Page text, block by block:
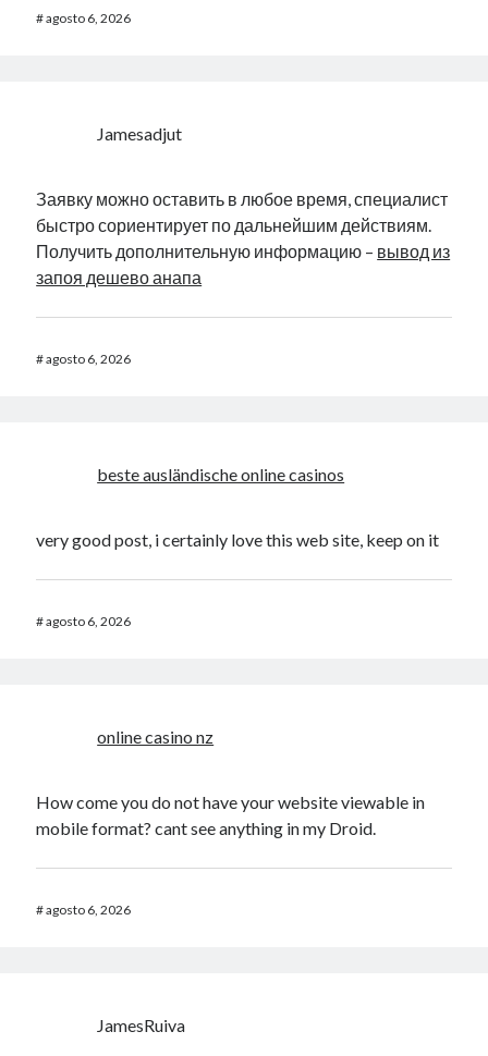
#agosto 6, 2026
Jamesadjut
Заявку можно оставить в любое время, специалист
быстро сориентирует по дальнейшим действиям.
Получить дополнительную информацию – вывод из
запоя дешево анапа
#agosto 6, 2026
beste ausländische online casinos
very good post, i certainly love this web site, keep on it
#agosto 6, 2026
online casino nz
How come you do not have your website viewable in
mobile format? cant see anything in my Droid.
#agosto 6, 2026
JamesRuiva